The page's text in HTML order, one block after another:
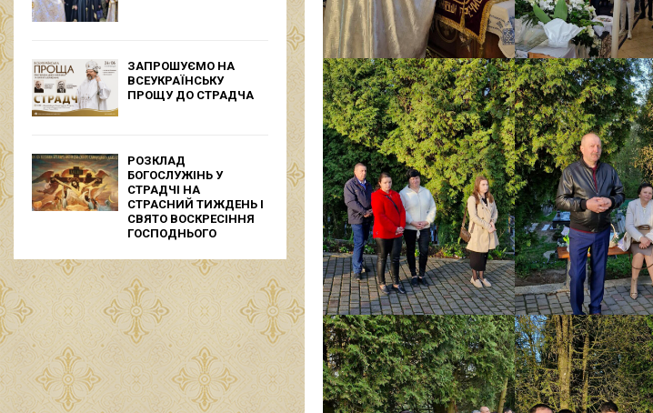
ЗАПРОШУЄМО НА
ВСЕУКРАЇНСЬКУ
ПРОЩУ ДО СТРАДЧА
РОЗКЛАД
БОГОСЛУЖІНЬ У
СТРАДЧІ НА
СТРАСНИЙ ТИЖДЕНЬ І
СВЯТО ВОСКРЕСІННЯ
ГОСПОДНЬОГО